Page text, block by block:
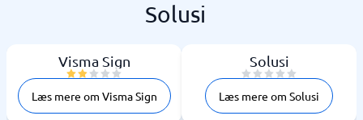
Solusi
Visma Sign
Læs mere om Visma Sign
Solusi
Læs mere om Solusi